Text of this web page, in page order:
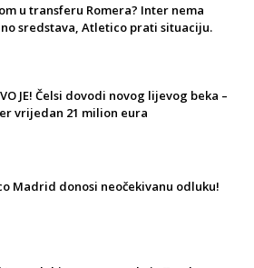
u transferu Romera? Inter nema
sredstava, Atletico prati situaciju.
JE! Čelsi dovodi novog lijevog beka –
vrijedan 21 milion eura
Madrid donosi neočekivanu odluku!